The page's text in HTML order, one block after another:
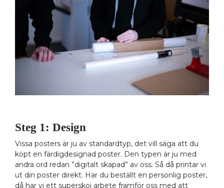
Steg 1: Design
Vissa posters är ju av standardtyp, det vill säga att du
köpt en färdigdesignad poster. Den typen är ju med
andra ord redan ”digitalt skapad” av oss. Så då printar vi
ut din poster direkt. Har du beställt en personlig poster,
då har vi ett superskoj arbete framför oss med att